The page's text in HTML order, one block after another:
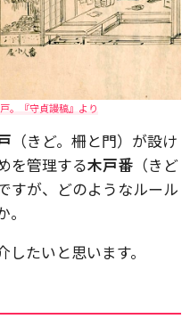
。『守貞謾稿』より
（きど。柵と門）が設け
を管理する木戸番 （きど
すが、どのようなルール
たいと思います。